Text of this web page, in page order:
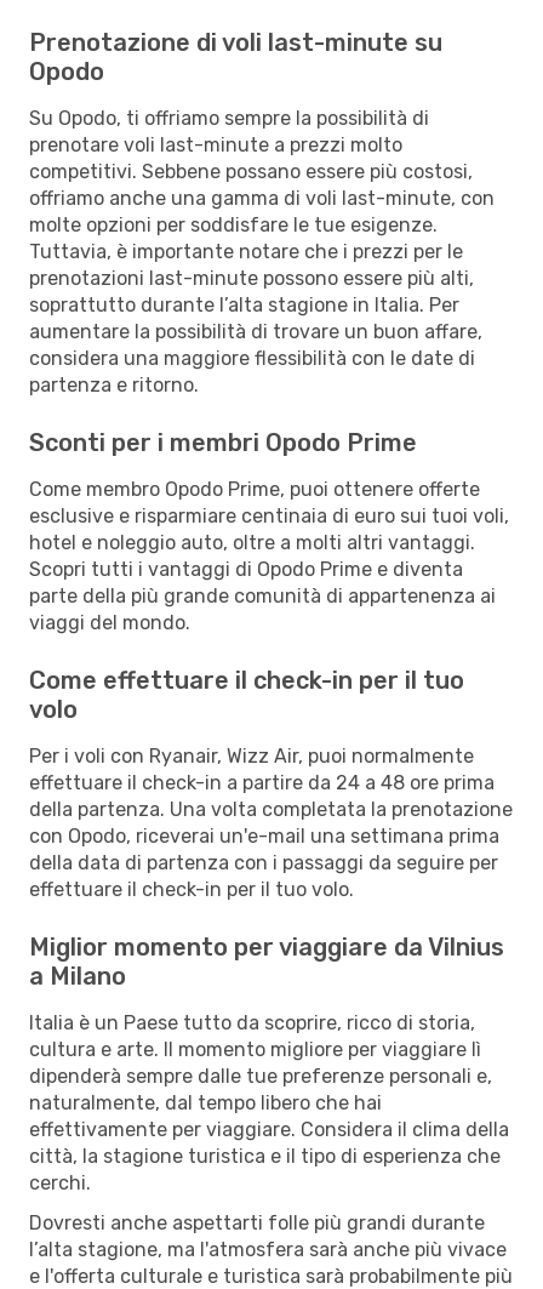
Prenotazione di voli last-minute su
Opodo
Su Opodo, ti offriamo sempre la possibilità di
prenotare voli last-minute a prezzi molto
competitivi. Sebbene possano essere più costosi,
offriamo anche una gamma di voli last-minute, con
molte opzioni per soddisfare le tue esigenze.
Tuttavia, è importante notare che i prezzi per le
prenotazioni last-minute possono essere più alti,
soprattutto durante l’alta stagione in Italia. Per
aumentare la possibilità di trovare un buon affare,
considera una maggiore flessibilità con le date di
partenza e ritorno.
Sconti per i membri Opodo Prime
Come membro Opodo Prime, puoi ottenere offerte
esclusive e risparmiare centinaia di euro sui tuoi voli,
hotel e noleggio auto, oltre a molti altri vantaggi.
Scopri tutti i vantaggi di Opodo Prime e diventa
parte della più grande comunità di appartenenza ai
viaggi del mondo.
Come effettuare il check-in per il tuo
volo
Per i voli con Ryanair, Wizz Air, puoi normalmente
effettuare il check-in a partire da 24 a 48 ore prima
della partenza. Una volta completata la prenotazione
con Opodo, riceverai un'e-mail una settimana prima
della data di partenza con i passaggi da seguire per
effettuare il check-in per il tuo volo.
Miglior momento per viaggiare da Vilnius
a Milano
Italia è un Paese tutto da scoprire, ricco di storia,
cultura e arte. Il momento migliore per viaggiare lì
dipenderà sempre dalle tue preferenze personali e,
naturalmente, dal tempo libero che hai
effettivamente per viaggiare. Considera il clima della
città, la stagione turistica e il tipo di esperienza che
cerchi.
Dovresti anche aspettarti folle più grandi durante
l’alta stagione, ma l'atmosfera sarà anche più vivace
e l'offerta culturale e turistica sarà probabilmente più